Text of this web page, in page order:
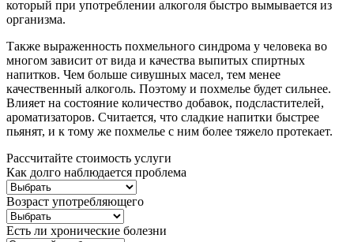
который при употреблении алкоголя быстро вымывается из
организма.
Также выраженность похмельного синдрома у человека во
многом зависит от вида и качества выпитых спиртных
напитков. Чем больше сивушных масел, тем менее
качественный алкоголь. Поэтому и похмелье будет сильнее.
Влияет на состояние количество добавок, подсластителей,
ароматизаторов. Считается, что сладкие напитки быстрее
пьянят, и к тому же похмелье с ним более тяжело протекает.
Рассчитайте стоимость услуги
Как долго наблюдается проблема
Возраст употребляющего
Есть ли хронические болезни